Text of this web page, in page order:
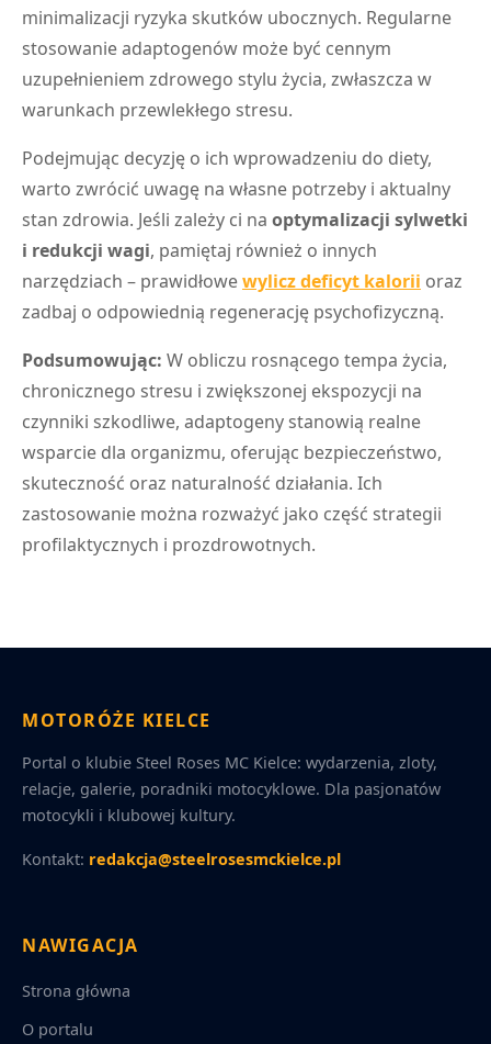
minimalizacji ryzyka skutków ubocznych. Regularne
stosowanie adaptogenów może być cennym
uzupełnieniem zdrowego stylu życia, zwłaszcza w
warunkach przewlekłego stresu.
Podejmując decyzję o ich wprowadzeniu do diety,
warto zwrócić uwagę na własne potrzeby i aktualny
stan zdrowia. Jeśli zależy ci na optymalizacji sylwetki
i redukcji wagi, pamiętaj również o innych
narzędziach – prawidłowewylicz deficyt kalorii oraz
zadbaj o odpowiednią regenerację psychofizyczną.
Podsumowując: W obliczu rosnącego tempa życia,
chronicznego stresu i zwiększonej ekspozycji na
czynniki szkodliwe, adaptogeny stanowią realne
wsparcie dla organizmu, oferując bezpieczeństwo,
skuteczność oraz naturalność działania. Ich
zastosowanie można rozważyć jako część strategii
profilaktycznych i prozdrowotnych.
MOTORÓŻE KIELCE
Portal o klubie Steel Roses MC Kielce: wydarzenia, zloty,
relacje, galerie, poradniki motocyklowe. Dla pasjonatów
motocykli i klubowej kultury.
Kontakt: redakcja@steelrosesmckielce.pl
NAWIGACJA
Strona główna
O portalu